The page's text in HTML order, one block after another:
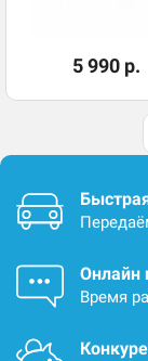
5 990 р.
Онлайн
Время